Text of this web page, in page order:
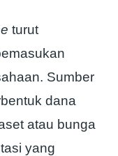
turut
Sumber
dana
atau bunga
yang